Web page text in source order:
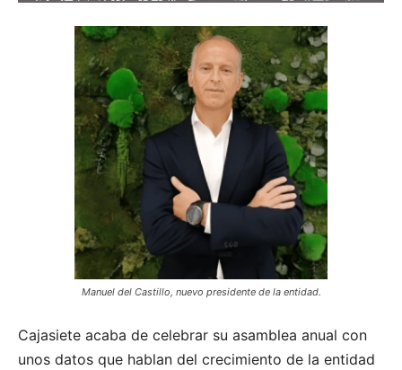
Manuel del Castillo, nuevo presidente de la entidad.
Cajasiete acaba de celebrar su asamblea anual con
unos datos que hablan del crecimiento de la entidad